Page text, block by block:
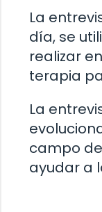
La
día, se
realizar
terapia
La
campo
ayudar a